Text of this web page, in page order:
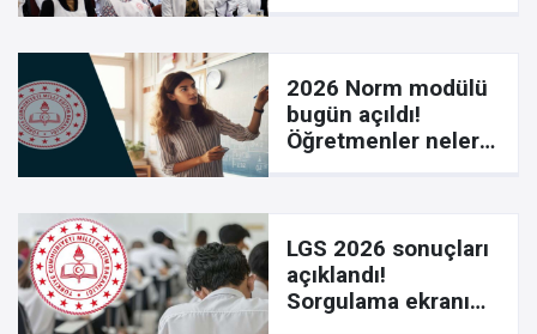
2026 Norm modülü
bugün açıldı!
Öğretmenler nelere
LGS 2026 sonuçları
açıklandı!
Sorgulama ekranı